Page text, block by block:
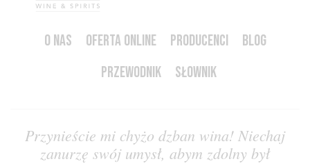
O NAS OFERTA ONLINE PRODUCENCI
BLOG
PRZEWODNIK
SŁOWNIK
Przynieście mi chyżo dzban wina! Niechaj
zanurzę swój umysł, abym zdolny był